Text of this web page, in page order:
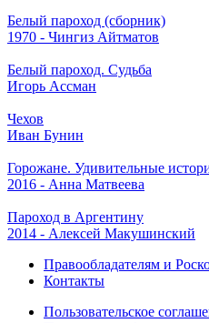
Белый пароход (сборник)
1970 - Чингиз Айтматов
Белый пароход. Судьба
Игорь Ассман
Чехов
Иван Бунин
Горожане. Удивительные
2016 - Анна Матвеева
Пароход в Аргентину
2014 - Алексей Макушинский
Правообладателям и
Контакты
Пользовательское